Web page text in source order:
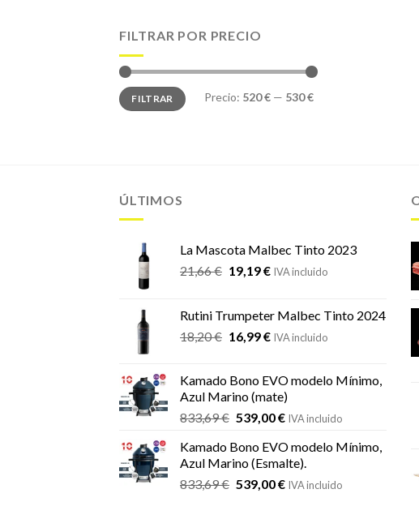
FILTRAR POR PRECIO
Precio
mínimo
Precio
máximo
FILTRAR Precio: 520 € — 530 €
ÚLTIMOS
La Mascota Malbec Tinto 2023
21,66€ El
era:
21,66 €.
19,19€El
es:
19,19 €.
IVA incluido
Rutini Trumpeter Malbec Tinto 2024
18,20€ El
era:
18,20 €.
16,99€El
es:
16,99 €.
IVA incluido
Kamado Bono EVO modelo Mínimo,
Azul Marino (mate)
833,69€ El
original
era:
833,69 €.
539,00€El
actual
es:
539,00 €.
IVA incluido
Kamado Bono EVO modelo Mínimo,
Azul Marino (Esmalte).
833,69€ El
539,00€ElIVA incluido